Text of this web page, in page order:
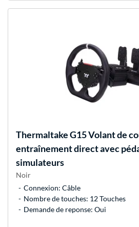
ThermaltakeG15 Volant de
entraînement direct avec
simulateurs
Noir
Connexion: Câble
Nombre de touches: 12 Touches
Demande de reponse: Oui